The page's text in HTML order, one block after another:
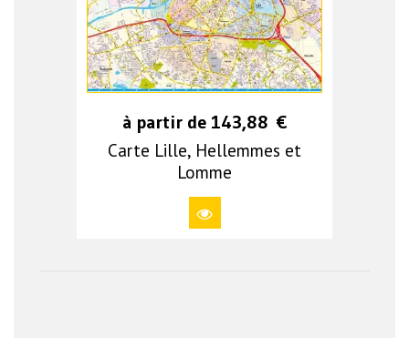
à partir de 143,88 €
Carte Lille, Hellemmes et
Lomme